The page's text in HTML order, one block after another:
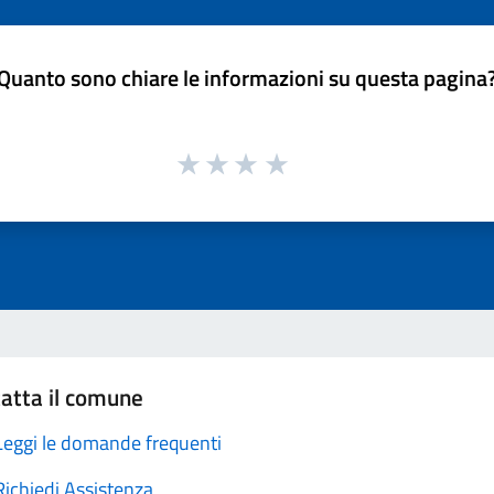
sono chiare le informazioni su questa
il comune
le domande frequenti